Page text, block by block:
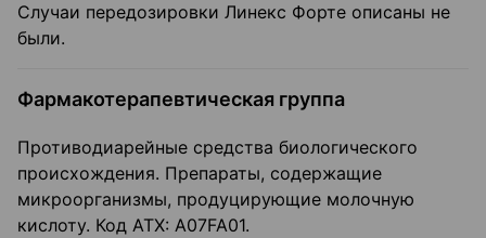
Случаи передозировки Линекс Форте описаны не
были.
Фармакотерапевтическая группа
Противодиарейные средства биологического
происхождения. Препараты, содержащие
микроорганизмы, продуцирующие молочную
кислоту. Код ATX: A07FA01.